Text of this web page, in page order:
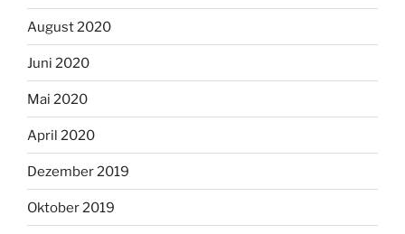
August 2020
Juni 2020
Mai 2020
April 2020
Dezember 2019
Oktober 2019